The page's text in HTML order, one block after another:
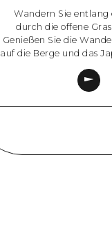
Wandern Sie entlang
durch die offene
Genießen Sie die
auf die Berge und das